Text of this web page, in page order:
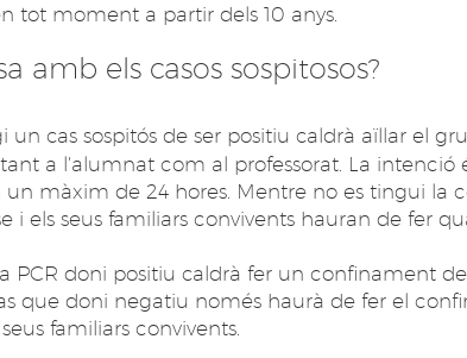
tot moment a partir dels 10 anys.
amb els casos sospitosos?
un cas sospitós de ser positiu caldrà aïllar el
tant a l'alumnat com al professorat. La intenció
un màxim de 24 hores. Mentre no es tingui la
i els seus familiars convivents hauran de fer
PCR doni positiu caldrà fer un confinament
que doni negatiu només haurà de fer el
familiars convivents.